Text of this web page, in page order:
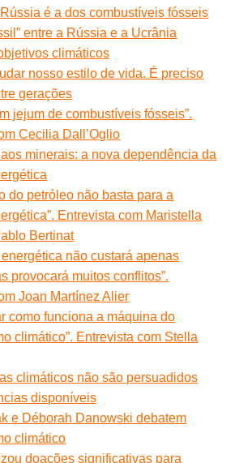
é a dos combustíveis fósseis
entre a Rússia e a Ucrânia
climáticos
nosso estilo de vida. É preciso
gerações
jejum de combustíveis fósseis”.
Cecilia Dall’Oglio
minerais: a nova dependência da
do petróleo não basta para a
Entrevista com Maristella
Bertinat
energética não custará apenas
provocará muitos conflitos”.
Joan Martínez Alier
como funciona a máquina do
climático”. Entrevista com Stella
climáticos não são persuadidos
disponíveis
e Déborah Danowski debatem
climático
doações significativas para